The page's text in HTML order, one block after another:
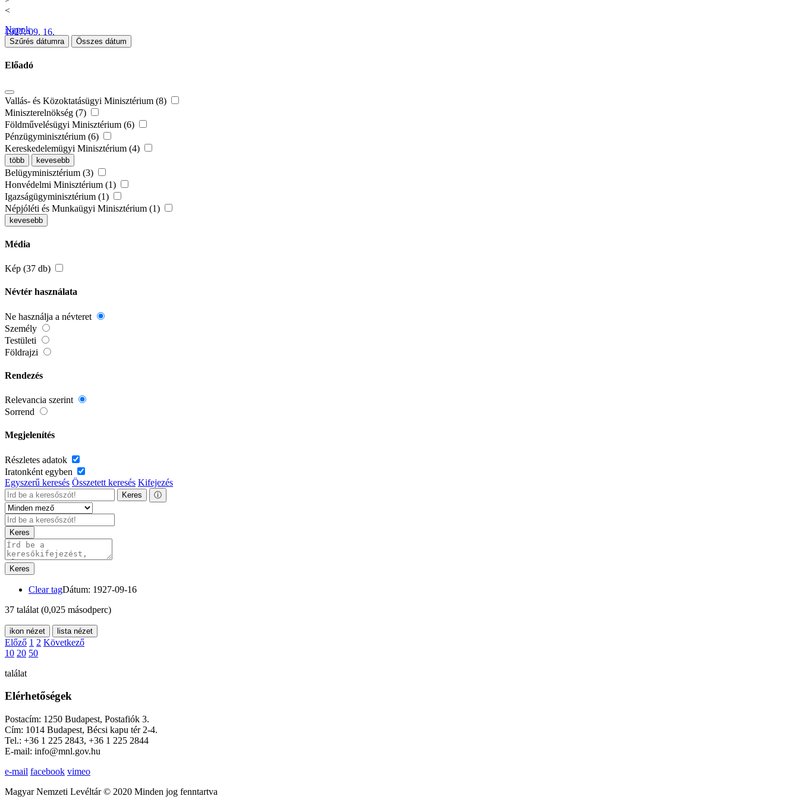
<
1927. 09. 16.
Napok
Szűrés dátumra Összes dátum
Előadó
Vallás- és Közoktatásügyi Minisztérium (8)
Miniszterelnökség (7)
Földművelésügyi Minisztérium (6)
Pénzügyminisztérium (6)
Kereskedelemügyi Minisztérium (4)
több kevesebb
Belügyminisztérium (3)
Honvédelmi Minisztérium (1)
Igazságügyminisztérium (1)
Népjóléti és Munkaügyi Minisztérium (1)
kevesebb
Média
Kép (37 db)
Névtér használata
Ne használja a névteret
Személy
Testületi
Földrajzi
Rendezés
Relevancia szerint
Sorrend
Megjelenítés
Részletes adatok
Iratonként egyben
Egyszerű keresés Összetett keresés Kifejezés
Keres ⓘ
Keres
Keres
Clear tagDátum: 1927-09-16
37 találat (0,025 másodperc)
ikon nézet lista nézet
Előző 1 2 Következő
10 20 50
találat
Elérhetőségek
Postacím: 1250 Budapest, Postafiók 3.
Cím: 1014 Budapest, Bécsi kapu tér 2-4.
Tel.: +36 1 225 2843, +36 1 225 2844
E-mail: info@mnl.gov.hu
e-mail facebook vimeo
Magyar Nemzeti Levéltár © 2020 Minden jog fenntartva